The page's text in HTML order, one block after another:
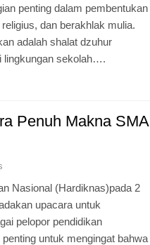
penting dalam pembentukan
dan berakhlak mulia.
adalah shalat dzuhur
lingkungan sekolah….
Penuh Makna SMA
Nasional (Hardiknas)pada 2
upacara untuk
pelopor pendidikan
untuk mengingat bahwa